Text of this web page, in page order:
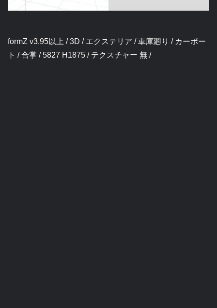
formZ v3.95以上 / 3D / エクステリア / 車庫廻り / カーポー
ト / 合掌 / 5827 H1875 / テクスチャー 無 /